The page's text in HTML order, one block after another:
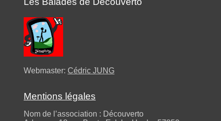
Webmaster: Cédric JUNG
Mentions légales
Nom de l’association : Découverto